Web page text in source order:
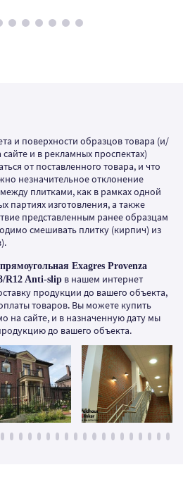
и поверхности образцов товара (и/
и в рекламных проспектах)
от поставленного товара, и что
незначительное отклонение
плитками, как в рамках одной
партиях изготовления, а также
представленным ранее образцам
смешивать плитку (кирпич) из
Exagres Provenza
R12 Anti-slip в нашем интернет
продукции до вашего объекта,
товаров. Вы можете купить
на сайте, и в назначенную дату мы
до вашего объекта.